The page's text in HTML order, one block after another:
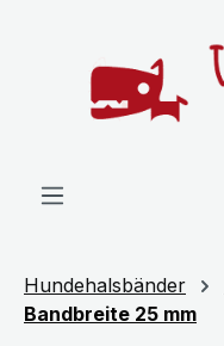
Hundehalsbänder
Bandbreite 25 mm